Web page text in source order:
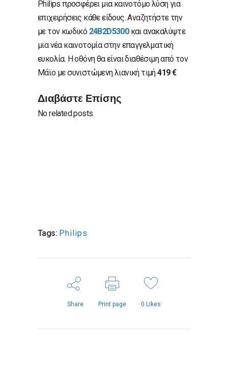
Philips προσφέρει μια καινοτόμο λύση για
επιχειρήσεις κάθε είδους. Αναζητήστε την
με τον κωδικό 24B2D5300και ανακαλύψτε
μια νέα καινοτομία στην επαγγελματική
ευκολία. H οθόνη θα είναι διαθέσιμη από τον
Μάϊο με συνιστώμενη λιανική τιμή419 €
Διαβάστε Επίσης
No related posts.
Tags: Philips
Share Print page 0 Likes